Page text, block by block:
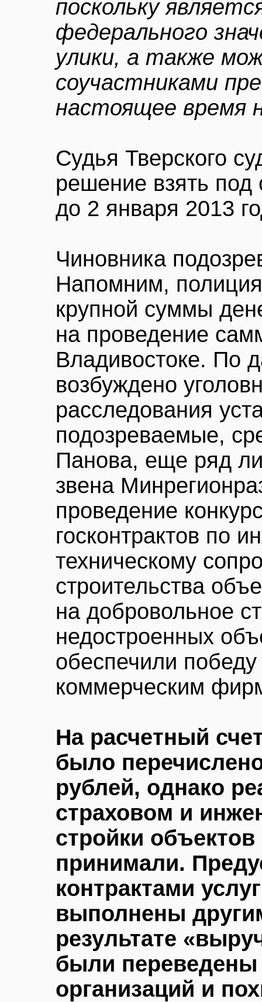
поскольку
федерального
улики, а также
соучастниками
настоящее время
Судья Тверского
решение взять
до 2 января 2013
Чиновника
Напомним,
крупной суммы
на проведение
Владивостоке. По
возбуждено
расследования
подозреваемые,
Панова, еще ряд
звена
проведение
госконтрактов по
техническому
строительства
на добровольное
недостроенных
обеспечили
коммерческим
На расчетный
было
рублей, однако
страховом и
стройки
принимали.
контрактами
выполнены
результате
были переведены
организаций и